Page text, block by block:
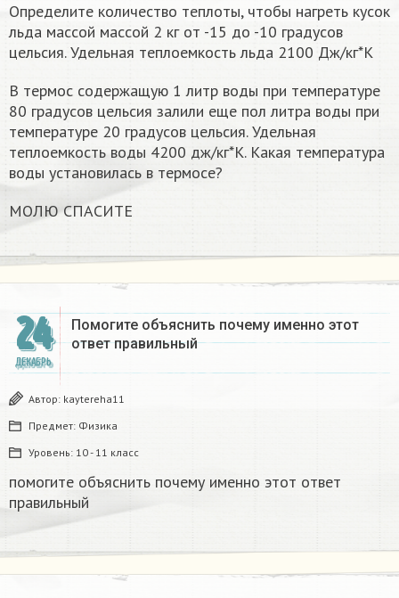
Определите количество теплоты, чтобы нагреть кусок
льда массой массой 2 кг от -15 до -10 градусов
цельсия. Удельная теплоемкость льда 2100 Дж/кг*К
В термос содержащую 1 литр воды при температуре
80 градусов цельсия залили еще пол литра воды при
температуре 20 градусов цельсия. Удельная
теплоемкость воды 4200 дж/кг*К. Какая температура
воды установилась в термосе?
МОЛЮ СПАСИТЕ
24
ДЕКАБРЬ
Помогите объяснить почему именно этот
ответ правильный
Автор: kaytereha11
Предмет: Физика
Уровень: 10 - 11 класс
помогите объяснить почему именно этот ответ
правильный